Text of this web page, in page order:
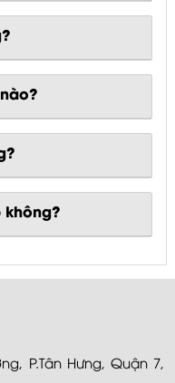
P.Tân Hưng, Quận 7,